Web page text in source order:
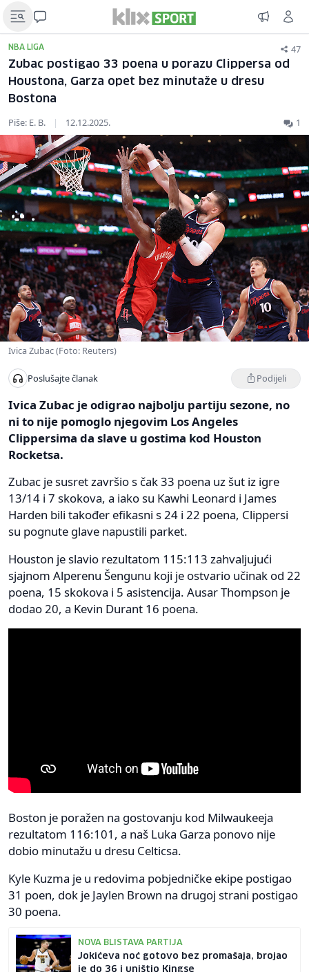
NBA LIGA 47
Zubac postigao 33 poena u porazu Clippersa od
Houstona, Garza opet bez minutaže u dresu
Bostona
Piše: E. B. | 12.12.2025. 1
Ivica Zubac (Foto: Reuters)
Poslušajte članak Podijeli
Ivica Zubac je odigrao najbolju partiju sezone, no
ni to nije pomoglo njegovim Los Angeles
Clippersima da slave u gostima kod Houston
Rocketsa.
Zubac je susret završio s čak 33 poena uz šut iz igre
13/14 i 7 skokova, a iako su Kawhi Leonard i James
Harden bili također efikasni s 24 i 22 poena, Clippersi
su pognute glave napustili parket.
Houston je slavio rezultatom 115:113 zahvaljujući
sjajnom Alperenu Šengunu koji je ostvario učinak od 22
poena, 15 skokova i 5 asistencija. Ausar Thompson je
dodao 20, a Kevin Durant 16 poena.
Boston je poražen na gostovanju kod Milwaukeeja
rezultatom 116:101, a naš Luka Garza ponovo nije
dobio minutažu u dresu Celticsa.
Kyle Kuzma je u redovima pobjedničke ekipe postigao
31 poen, dok je Jaylen Brown na drugoj strani postigao
30 poena.
NOVA BLISTAVA PARTIJA
Jokićeva noć gotovo bez promašaja, brojao
je do 36 i uništio Kingse